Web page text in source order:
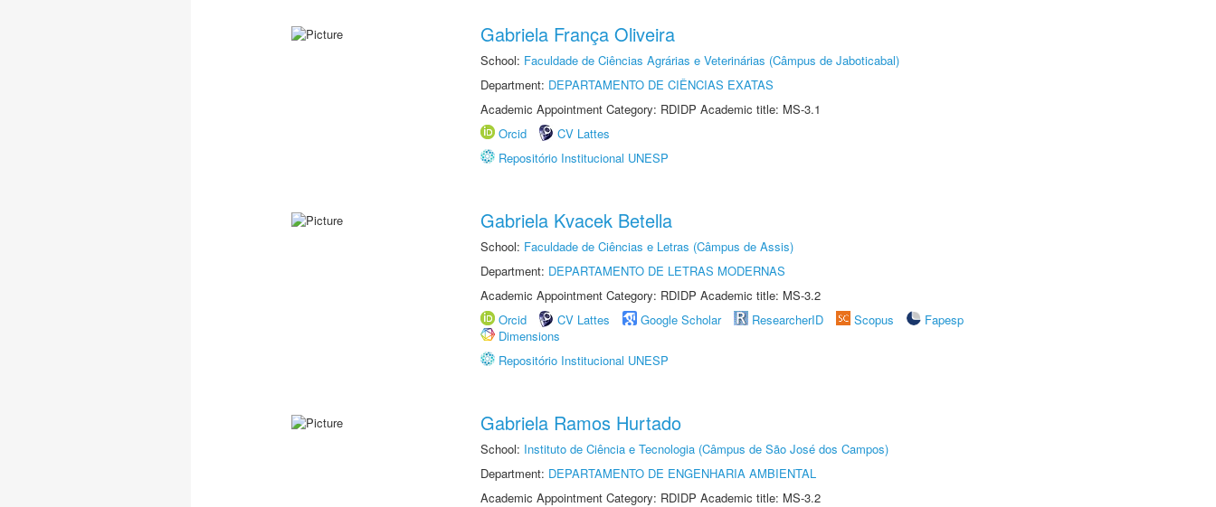
Gabriela França Oliveira
School: Faculdade de Ciências Agrárias e Veterinárias (Câmpus de Jaboticabal)
Department: DEPARTAMENTO DE CIÊNCIAS EXATAS
Academic Appointment Category: RDIDP Academic title: MS-3.1
Orcid
CV Lattes
Repositório Institucional UNESP
Gabriela Kvacek Betella
School: Faculdade de Ciências e Letras (Câmpus de Assis)
Department: DEPARTAMENTO DE LETRAS MODERNAS
Academic Appointment Category: RDIDP Academic title: MS-3.2
Orcid
CV Lattes Google Scholar ResearcherID Scopus
Fapesp
Dimensions
Repositório Institucional UNESP
Gabriela Ramos Hurtado
School: Instituto de Ciência e Tecnologia (Câmpus de São José dos Campos)
Department: DEPARTAMENTO DE ENGENHARIA AMBIENTAL
Academic Appointment Category: RDIDP Academic title: MS-3.2